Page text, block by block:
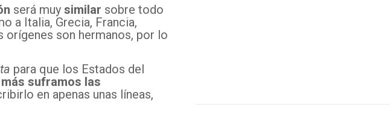
será muysimilar sobre todo
a Italia, Grecia, Francia,
orígenes son hermanos, por lo
para que los Estados del
suframos las
en apenas unas líneas,